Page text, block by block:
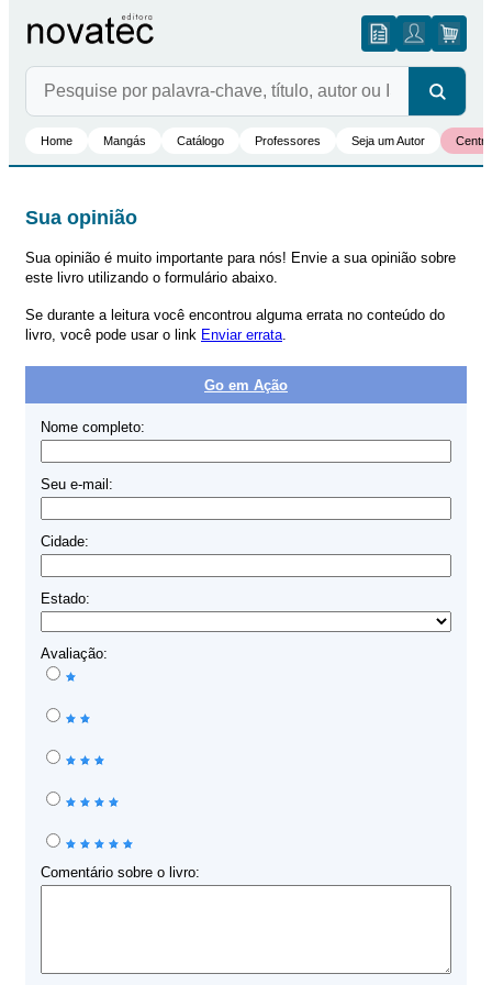
Home Mangás Catálogo Professores Seja um Autor
Sua opinião
Sua opinião é muito importante para nós! Envie a sua opinião sobre
este livro utilizando o formulário abaixo.
Se durante a leitura você encontrou alguma errata no conteúdo do
livro, você pode usar o link Enviar errata.
Go em Ação
Nome completo:
Seu e-mail:
Cidade:
Estado:
Avaliação:
Comentário sobre o livro: